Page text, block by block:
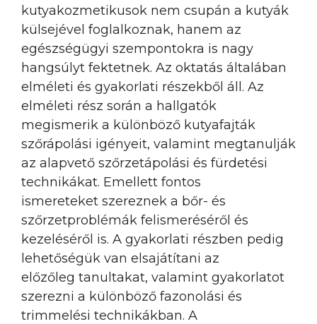
kutyakozmetikusok nem csupán a kutyák
külsejével foglalkoznak, hanem az
egészségügyi szempontokra is nagy
hangsúlyt fektetnek. Az oktatás általában
elméleti és gyakorlati részekből áll. Az
elméleti rész során a hallgatók
megismerik a különböző kutyafajták
szőrápolási igényeit, valamint megtanulják
az alapvető szőrzetápolási és fürdetési
technikákat. Emellett fontos
ismereteket szereznek a bőr- és
szőrzetproblémák felismeréséről és
kezeléséről is. A gyakorlati részben pedig
lehetőségük van elsajátítani az
előzőleg tanultakat, valamint gyakorlatot
szerezni a különböző fazonolási és
trimmelési technikákban. A